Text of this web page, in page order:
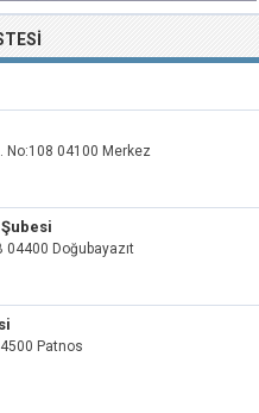
No:108 04100 Merkez
04400 Doğubayazıt
Patnos